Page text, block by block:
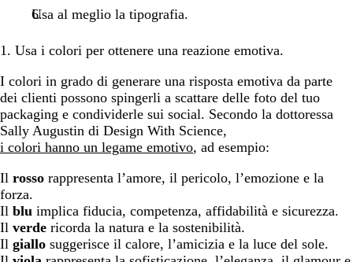
Usa al meglio la tipografia.
1. Usa i colori per ottenere una reazione emotiva.
I colori in grado di generare una risposta emotiva da parte
dei clienti possono spingerli a scattare delle foto del tuo
packaging e condividerle sui social. Secondo la dottoressa
Sally Augustin di Design With Science,
i colori hanno un legame emotivo, ad esempio:
Il rosso rappresenta l’amore, il pericolo, l’emozione e la
forza.
Il blu implica fiducia, competenza, affidabilità e sicurezza.
Il verde ricorda la natura e la sostenibilità.
Il giallo suggerisce il calore, l’amicizia e la luce del sole.